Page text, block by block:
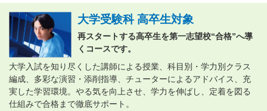
大学受験科 高卒生対象
再スタートする高卒生を第一志望校“合格”へ導
くコースです。
大学入試を知り尽くした講師による授業、科目別・学力別クラス
編成、多彩な演習・添削指導、チューターによるアドバイス、充
実した学習環境。やる気を向上させ、学力を伸ばし、定着を図る
仕組みで合格まで徹底サポート。